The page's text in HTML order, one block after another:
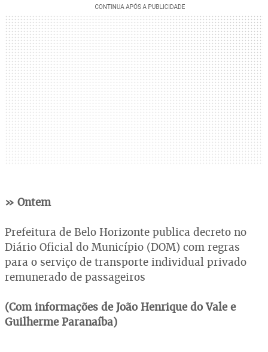
» Ontem
Prefeitura de Belo Horizonte publica decreto no
Diário Oficial do Município (DOM) com regras
para o serviço de transporte individual privado
remunerado de passageiros
(Com informações de João Henrique do Vale e
Guilherme Paranaíba)